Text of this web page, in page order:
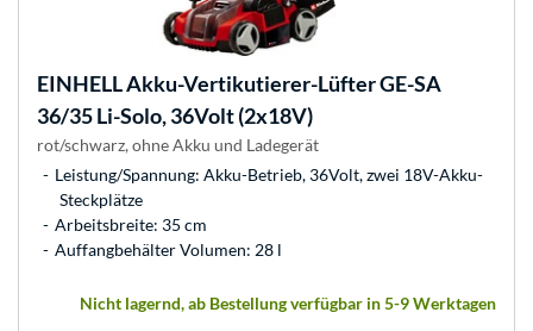
EINHELLAkku-Vertikutierer-Lüfter GE-SA
36/35 Li-Solo, 36Volt (2x18V)
rot/schwarz, ohne Akku und Ladegerät
Leistung/Spannung: Akku-Betrieb, 36Volt, zwei 18V-Akku-
Steckplätze
Arbeitsbreite: 35 cm
Auffangbehälter Volumen: 28 l
Nicht lagernd, ab Bestellung verfügbar in 5-9 Werktagen